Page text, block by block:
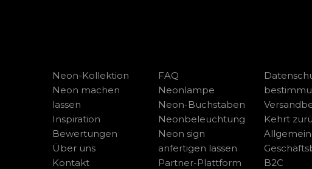
Neon-Kollektion
Neon machen
lassen
Inspiration
Bewertungen
Über uns
Kontakt
FAQ
Neonlampe
Neon-Buchstaben
Neonbeleuchtung
Neon sign
anfertigen lassen
Partner-Plattform
Kehrt
B2C